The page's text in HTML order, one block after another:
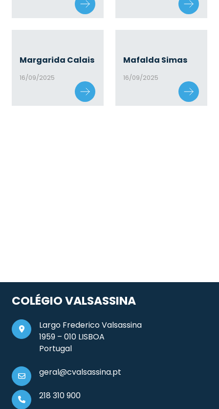
Margarida Calais
16/09/2025
Mafalda Simas
16/09/2025
COLÉGIO VALSASSINA
Largo Frederico Valsassina
1959 – 010 LISBOA
Portugal
geral@cvalsassina.pt
218 310 900